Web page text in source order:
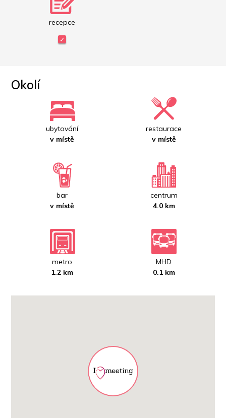
recepce
Okolí
ubytování
v místě
restaurace
v místě
bar
v místě
centrum
4.0 km
metro
1.2 km
MHD
0.1 km